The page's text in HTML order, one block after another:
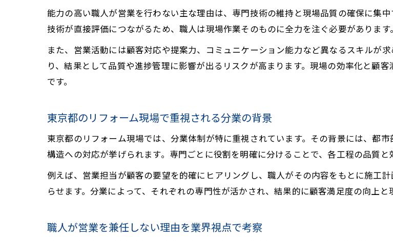
専門性が現場力を高めるリフォー
営業を担わない職人が高品質施工
リフォーム現場での職人の判断力
高技能職人がチーム全体に与える
営業向きの人材が持つべき提案力と
リフォーム営業で成果を出すため
現場経験が営業適性に与える影響を
リフォーム営業に必要なクレーム
リフォーム営業の現実とキャリア展望
未経験からリフォーム営業でキャ
能力の高い職人が営業を行わない主な理由は、専門技術の維持と現場品質の確保に集
技術が直接評価につながるため、職人は現場作業そのものに全力を注ぐ必要があります。
また、営業活動には顧客対応や提案力、コミュニケーション能力など異なるスキルが
り、結果として品質や進捗管理に影響が出るリスクが高まります。現場の効率化と顧
です。
東京都のリフォーム現場で重視される分業の背景
東京都のリフォーム現場では、分業体制が特に重視されています。その背景には、都
構造への対応が挙げられます。専門ごとに役割を明確に分けることで、各工程の品質と
例えば、営業担当が顧客の要望を的確にヒアリングし、職人がその内容をもとに施工
らせます。分業によって、それぞれの専門性が活かされ、結果的に顧客満足度の向上と
職人が営業を兼任しない理由を業界視点で考察